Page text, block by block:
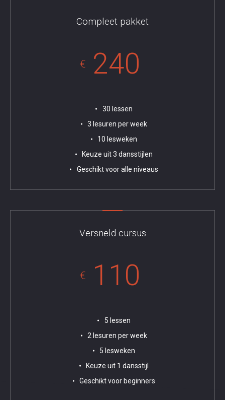
Compleet pakket
€ 240
30 lessen
3 lesuren per week
10 lesweken
Keuze uit 3 dansstijlen
Geschikt voor alle niveaus
Versneld cursus
€ 110
5 lessen
2 lesuren per week
5 lesweken
Keuze uit 1 dansstijl
Geschikt voor beginners